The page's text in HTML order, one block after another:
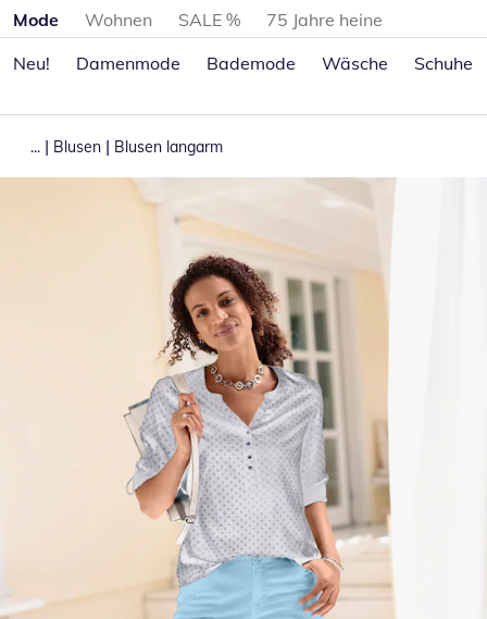
Produktkategorien überspringen
Mode Wohnen SALE %
75 Jahre heine
Neu!
Damenmode Bademode Wäsche Schuhe
... | Blusen | Blusen langarm